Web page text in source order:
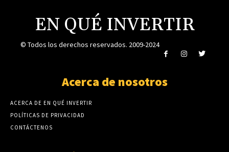
EN QUÉ INVERTIR
© Todos los derechos reservados. 2009-2024
Acerca de nosotros
ACERCA DE EN QUÉ INVERTIR
POLÍTICAS DE PRIVACIDAD
CONTÁCTENOS